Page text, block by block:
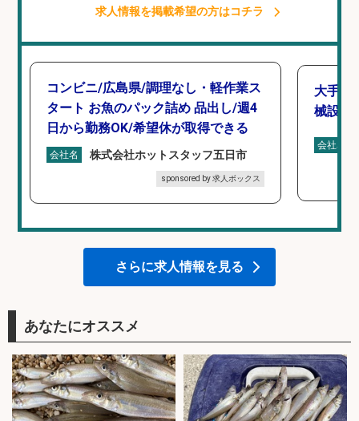
求人情報を掲載希望の方はコチラ
コンビニ/広島県/調理なし・軽作業ス
タート お魚のパック詰め 品出し/週4
日から勤務OK/希望休が取得できる
会社名 株式会社ホットスタッフ五日市
sponsored by 求人ボックス
大手釣
械設計
会社名
さらに求人情報を見る
あなたにオススメ